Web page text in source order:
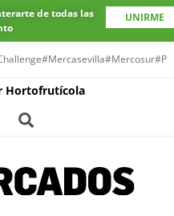
de todas las
UNIRME
#Mercasevilla#Mercosur
Hortofrutícola